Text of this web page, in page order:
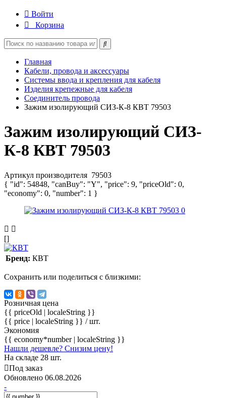
Войти
Корзина
Главная
Кабели, провода и аксессуары
Системы ввода и крепления для кабеля
Изделия крепежные для кабеля
Соединитель провода
Зажим изолирующий СИЗ-К-8 КВТ 79503
Зажим изолирующий СИЗ-
К-8 КВТ 79503
Артикул производителя 79503
{ "id": 54848, "canBuy": "Y", "price": 9, "priceOld": 0,
"economy": 0, "number": 1 }
[]
Бренд: КВТ
Сохранить или поделиться с близкими:
Розничная цена
{{ priceOld | localeString }}
{{ price | localeString }} / шт.
Экономия
{{ economy*number | localeString }}
Нашли дешевле? Снизим цену!
На складе 28 шт.
Под заказ
Обновлено 06.08.2026
-